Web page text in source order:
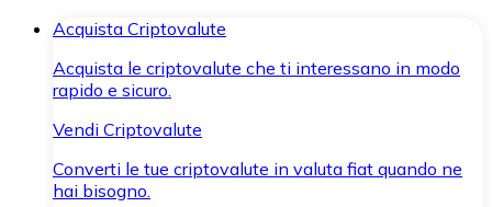
Acquista Criptovalute
Acquista le criptovalute che ti interessano in modo
rapido e sicuro.
Vendi Criptovalute
Converti le tue criptovalute in valuta fiat quando ne
hai bisogno.